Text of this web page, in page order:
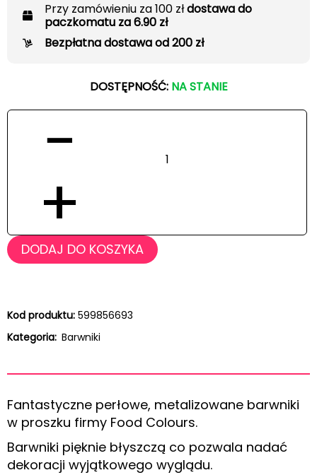
Przy zamówieniu za 100 złdostawa do
paczkomatu za 6.90 zł
Bezpłatna dostawa od 200 zł
DOSTĘPNOŚĆ: NA STANIE
−
+
DODAJ DO KOSZYKA
Kod produktu: 599856693
Kategoria: Barwniki
Fantastyczne perłowe, metalizowane barwniki
w proszku firmy Food Colours.
Barwniki pięknie błyszczą co pozwala nadać
dekoracji wyjątkowego wyglądu.